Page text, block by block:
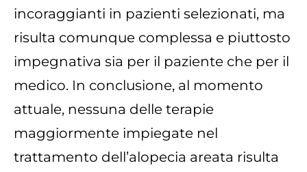
incoraggianti in pazienti selezionati, ma
risulta comunque complessa e piuttosto
impegnativa sia per il paziente che per il
medico. In conclusione, al momento
attuale, nessuna delle terapie
maggiormente impiegate nel
trattamento dell’alopecia areata risulta